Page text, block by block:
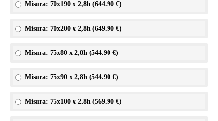
Misura: 70x190 x 2,8h (644.90 €)
Misura: 70x200 x 2,8h (649.90 €)
Misura: 75x80 x 2,8h (544.90 €)
Misura: 75x90 x 2,8h (544.90 €)
Misura: 75x100 x 2,8h (569.90 €)